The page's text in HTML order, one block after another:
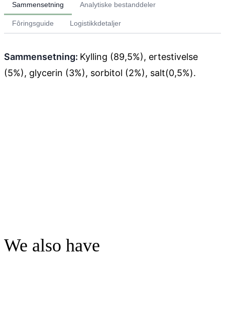
Sammensetning Analytiske bestanddeler
Fôringsguide Logistikkdetaljer
Sammensetning: Kylling (89,5%), ertestivelse
(5%), glycerin (3%), sorbitol (2%), salt(0,5%).
We also have